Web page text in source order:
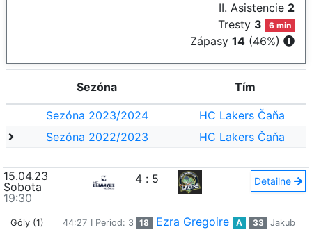
II. Asistencie 2
Tresty 3 6 min
Zápasy 14 (46%)
Sezóna Tím
Sezóna 2023/2024
HC Lakers Čaňa
Sezóna 2022/2023
HC Lakers Čaňa
15.04.23
Sobota
19:30
4 : 5 Detailne
Góly (1) 44:27 I Period: 3 18 Ezra Gregoire A 33
Jakub